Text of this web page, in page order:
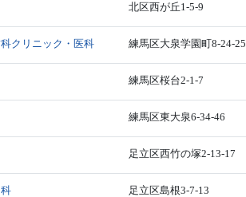
北区西が丘1-5-9
クリニック・医科 練馬区大泉学園町8-24-25
練馬区桜台2-1-7
練馬区東大泉6-34-46
足立区西竹の塚2-13-17
足立区島根3-7-13